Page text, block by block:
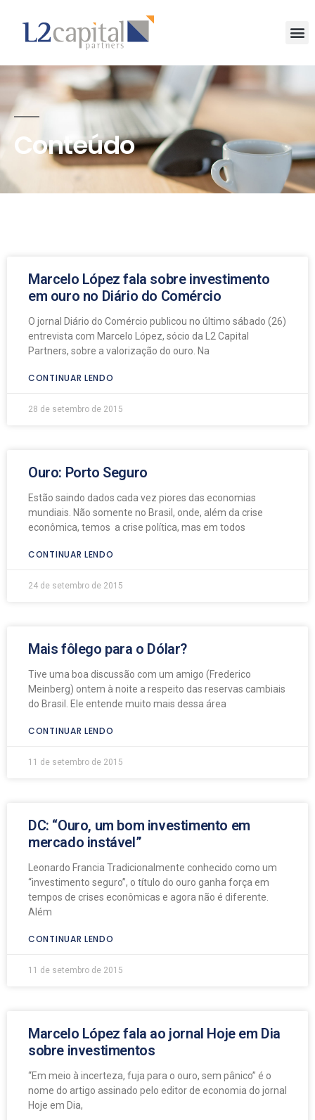
Conteúdo
Marcelo López fala sobre investimento
em ouro no Diário do Comércio
O jornal Diário do Comércio publicou no último sábado (26)
entrevista com Marcelo López, sócio da L2 Capital
Partners, sobre a valorização do ouro. Na
CONTINUAR LENDO
28 de setembro de 2015
Ouro: Porto Seguro
Estão saindo dados cada vez piores das economias
mundiais. Não somente no Brasil, onde, além da crise
econômica, temos a crise política, mas em todos
CONTINUAR LENDO
24 de setembro de 2015
Mais fôlego para o Dólar?
Tive uma boa discussão com um amigo (Frederico
Meinberg) ontem à noite a respeito das reservas cambiais
do Brasil. Ele entende muito mais dessa área
CONTINUAR LENDO
11 de setembro de 2015
DC: “Ouro, um bom investimento em
mercado instável”
Leonardo Francia Tradicionalmente conhecido como um
“investimento seguro”, o título do ouro ganha força em
tempos de crises econômicas e agora não é diferente.
Além
CONTINUAR LENDO
11 de setembro de 2015
Marcelo López fala ao jornal Hoje em Dia
sobre investimentos
“Em meio à incerteza, fuja para o ouro, sem pânico” é o
nome do artigo assinado pelo editor de economia do jornal
Hoje em Dia,